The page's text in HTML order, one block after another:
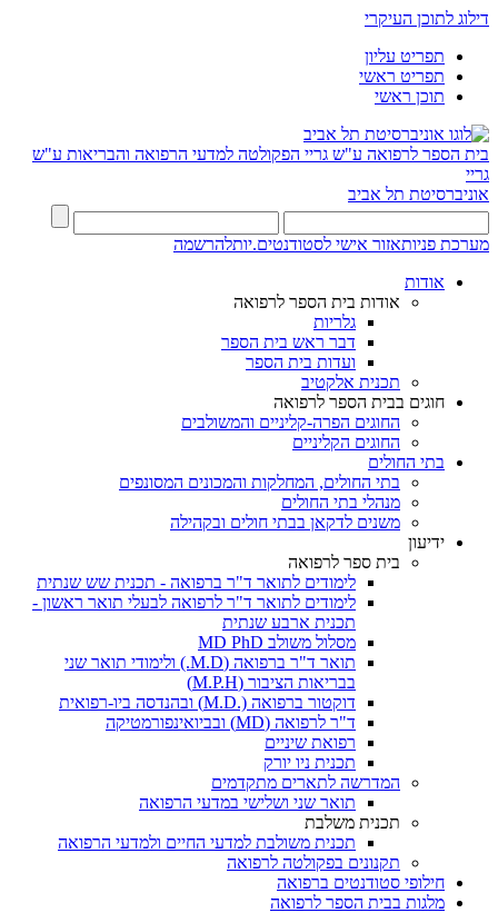
דילוג לתוכן העיקרי
תפריט עליון
תפריט ראשי
תוכן ראשי
בית הספר לרפואה ע"ש גריי הפקולטה למדעי הרפואה והבריאות ע"ש
גריי
אוניברסיטת תל אביב
מערכת פניותאזור אישי לסטודנטים.יותלהרשמה
אודות
אודות בית הספר לרפואה
גלריות
דבר ראש בית הספר
ועדות בית הספר
תכנית אלקטיב
חוגים בבית הספר לרפואה
החוגים הפרה-קליניים והמשולבים
החוגים הקליניים
בתי החולים
בתי החולים, המחלקות והמכונים המסונפים
מנהלי בתי החולים
משנים לדקאן בבתי חולים ובקהילה
ידיעון
בית ספר לרפואה
לימודים לתואר ד"ר ברפואה - תכנית שש שנתית
לימודים לתואר ד"ר לרפואה לבעלי תואר ראשון -
תכנית ארבע שנתית
מסלול משולב MD PhD
תואר ד"ר ברפואה (M.D.) ולימודי תואר שני
בבריאות הציבור (M.P.H)
דוקטור ברפואה (.M.D) ובהנדסה ביו-רפואית
ד"ר לרפואה (MD) ובביואינפורמטיקה
רפואת שיניים
תכנית ניו יורק
המדרשה לתארים מתקדמים
תואר שני ושלישי במדעי הרפואה
תכנית משלבת
תכנית משולבת למדעי החיים ולמדעי הרפואה
תקנונים בפקולטה לרפואה
חילופי סטודנטים ברפואה
מלגות בבית הספר לרפואה